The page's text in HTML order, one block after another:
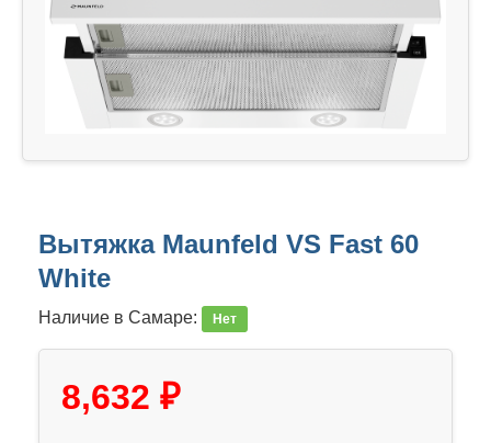
Вытяжка Maunfeld VS Fast 60
White
Наличие в Самаре: Нет
8,632 ₽